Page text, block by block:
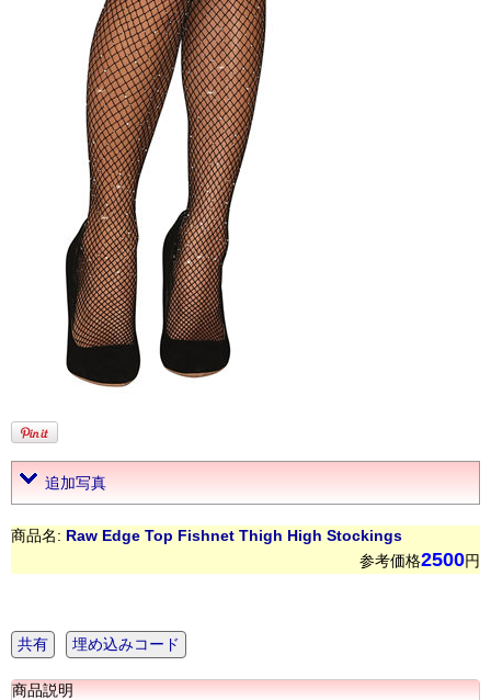
追加写真
商品名: Raw Edge Top Fishnet Thigh High Stockings
参考価格2500円
共有 埋め込みコード
商品説明